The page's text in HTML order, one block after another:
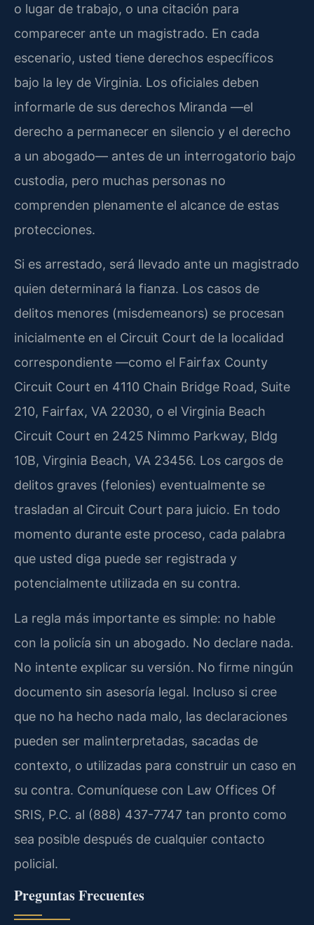
o lugar de trabajo, o una citación para
comparecer ante un magistrado. En cada
escenario, usted tiene derechos específicos
bajo la ley de Virginia. Los oficiales deben
informarle de sus derechos Miranda —el
derecho a permanecer en silencio y el derecho
a un abogado— antes de un interrogatorio bajo
custodia, pero muchas personas no
comprenden plenamente el alcance de estas
protecciones.
Si es arrestado, será llevado ante un magistrado
quien determinará la fianza. Los casos de
delitos menores (misdemeanors) se procesan
inicialmente en el Circuit Court de la localidad
correspondiente —como el Fairfax County
Circuit Court en 4110 Chain Bridge Road, Suite
210, Fairfax, VA 22030, o el Virginia Beach
Circuit Court en 2425 Nimmo Parkway, Bldg
10B, Virginia Beach, VA 23456. Los cargos de
delitos graves (felonies) eventualmente se
trasladan al Circuit Court para juicio. En todo
momento durante este proceso, cada palabra
que usted diga puede ser registrada y
potencialmente utilizada en su contra.
La regla más importante es simple: no hable
con la policía sin un abogado. No declare nada.
No intente explicar su versión. No firme ningún
documento sin asesoría legal. Incluso si cree
que no ha hecho nada malo, las declaraciones
pueden ser malinterpretadas, sacadas de
contexto, o utilizadas para construir un caso en
su contra. Comuníquese con Law Offices Of
SRIS, P.C. al (888) 437-7747 tan pronto como
sea posible después de cualquier contacto
policial.
Preguntas Frecuentes